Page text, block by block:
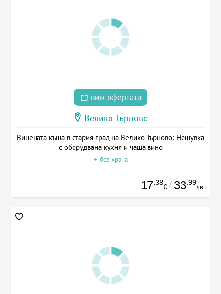
виж офертата
Велико Търново
Винената къща в стария град на Велико Търново: Нощувка
с оборудвана кухня и чаша вино
+ без храна
17.38
€ / 33.99
лв.